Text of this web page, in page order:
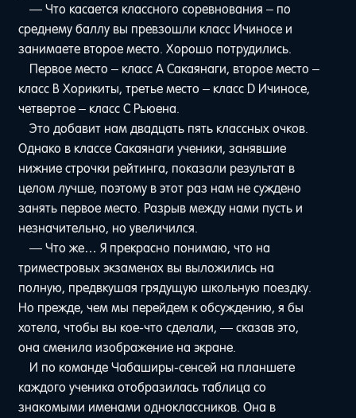
— Что касается классного соревнования – по
среднему баллу вы превзошли класс Ичиносе и
занимаете второе место. Хорошо потрудились.
Первое место – класс A Сакаянаги, второе место –
класс B Хорикиты, третье место – класс D Ичиносе,
четвертое – класс C Рьюена.
Это добавит нам двадцать пять классных очков.
Однако в классе Сакаянаги ученики, занявшие
нижние строчки рейтинга, показали результат в
целом лучше, поэтому в этот раз нам не суждено
занять первое место. Разрыв между нами пусть и
незначительно, но увеличился.
— Что же… Я прекрасно понимаю, что на
триместровых экзаменах вы выложились на
полную, предвкушая грядущую школьную поездку.
Но прежде, чем мы перейдем к обсуждению, я бы
хотела, чтобы вы кое-что сделали, — сказав это,
она сменила изображение на экране.
И по команде Чабаширы-сенсей на планшете
каждого ученика отобразилась таблица со
знакомыми именами одноклассников. Она в